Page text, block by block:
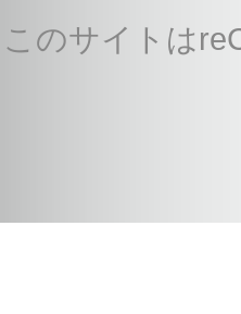
このサイトは